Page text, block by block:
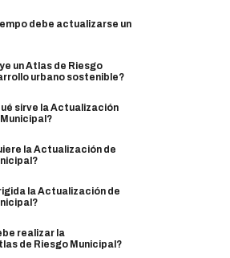
debe actualizarse un
un Atlas de Riesgo
urbano sostenible?
sirve la Actualización
la Actualización de
la Actualización de
realizar la
de Riesgo Municipal?